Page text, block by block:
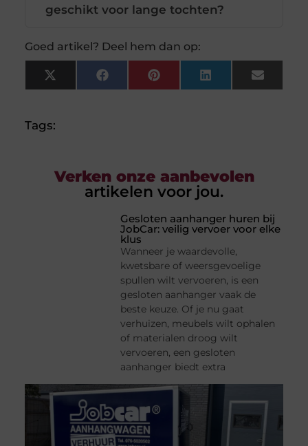
geschikt voor lange tochten?
Goed artikel? Deel hem dan op:
X
(Twitter)
FacebookPinterestLinkedInEmail
Tags:
Verken onze aanbevolen
artikelen voor jou.
Gesloten aanhanger huren bij
JobCar: veilig vervoer voor elke
klus
Wanneer je waardevolle,
kwetsbare of weersgevoelige
spullen wilt vervoeren, is een
gesloten aanhanger vaak de
beste keuze. Of je nu gaat
verhuizen, meubels wilt ophalen
of materialen droog wilt
vervoeren, een gesloten
aanhanger biedt extra